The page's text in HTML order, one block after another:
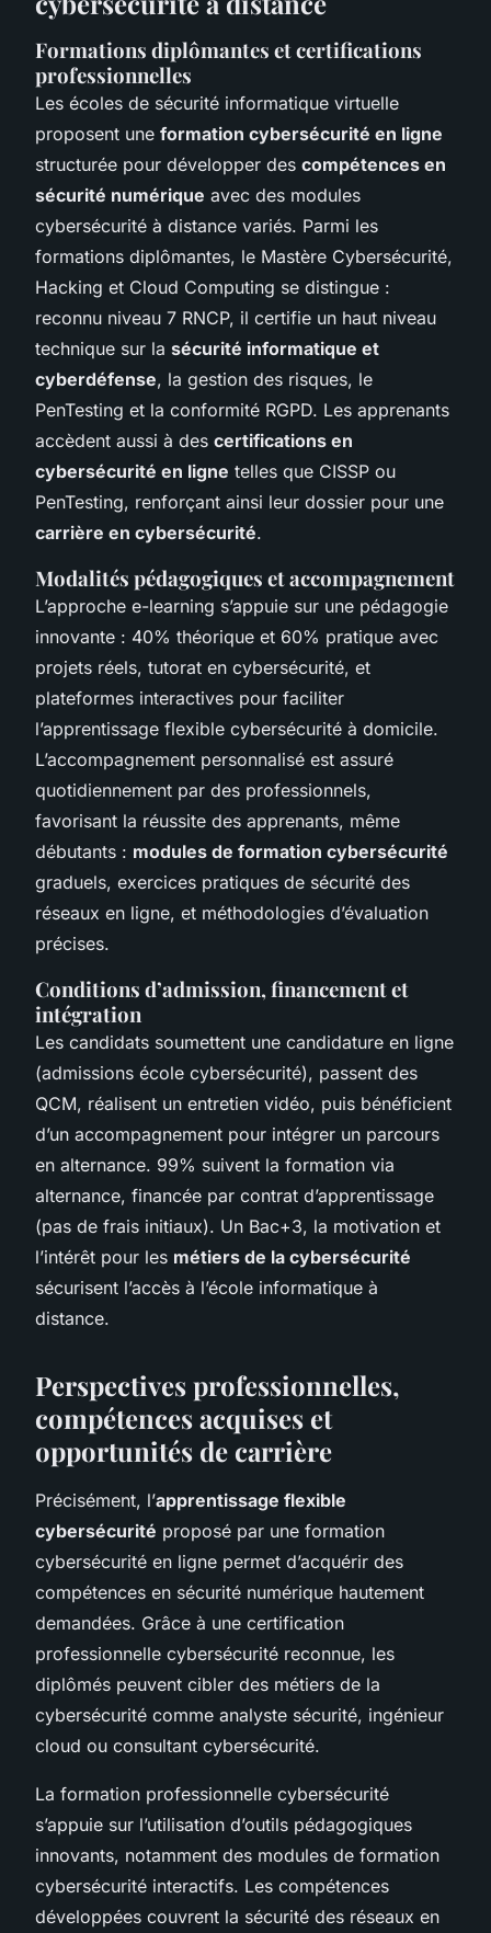
Formations diplômantes et certifications
professionnelles
Les écoles de sécurité informatique virtuelle
proposent une formation cybersécurité en ligne
structurée pour développer des compétences en
sécurité numérique avec des modules
cybersécurité à distance variés. Parmi les
formations diplômantes, le Mastère Cybersécurité,
Hacking et Cloud Computing se distingue :
reconnu niveau 7 RNCP, il certifie un haut niveau
technique sur la sécurité informatique et
cyberdéfense, la gestion des risques, le
PenTesting et la conformité RGPD. Les apprenants
accèdent aussi à des certifications en
cybersécurité en ligne telles que CISSP ou
PenTesting, renforçant ainsi leur dossier pour une
carrière en cybersécurité.
Modalités pédagogiques et accompagnement
L’approche e-learning s’appuie sur une pédagogie
innovante : 40% théorique et 60% pratique avec
projets réels, tutorat en cybersécurité, et
plateformes interactives pour faciliter
l’apprentissage flexible cybersécurité à domicile.
L’accompagnement personnalisé est assuré
quotidiennement par des professionnels,
favorisant la réussite des apprenants, même
débutants : modules de formation cybersécurité
graduels, exercices pratiques de sécurité des
réseaux en ligne, et méthodologies d’évaluation
précises.
Conditions d’admission, financement et
intégration
Les candidats soumettent une candidature en ligne
(admissions école cybersécurité), passent des
QCM, réalisent un entretien vidéo, puis bénéficient
d’un accompagnement pour intégrer un parcours
en alternance. 99% suivent la formation via
alternance, financée par contrat d’apprentissage
(pas de frais initiaux). Un Bac+3, la motivation et
l’intérêt pour les métiers de la cybersécurité
sécurisent l’accès à l’école informatique à
distance.
Perspectives professionnelles,
compétences acquises et
opportunités de carrière
Précisément, l’apprentissage flexible
cybersécurité proposé par une formation
cybersécurité en ligne permet d’acquérir des
compétences en sécurité numérique hautement
demandées. Grâce à une certification
professionnelle cybersécurité reconnue, les
diplômés peuvent cibler des métiers de la
cybersécurité comme analyste sécurité, ingénieur
cloud ou consultant cybersécurité.
La formation professionnelle cybersécurité
s’appuie sur l’utilisation d’outils pédagogiques
innovants, notamment des modules de formation
cybersécurité interactifs. Les compétences
développées couvrent la sécurité des réseaux en